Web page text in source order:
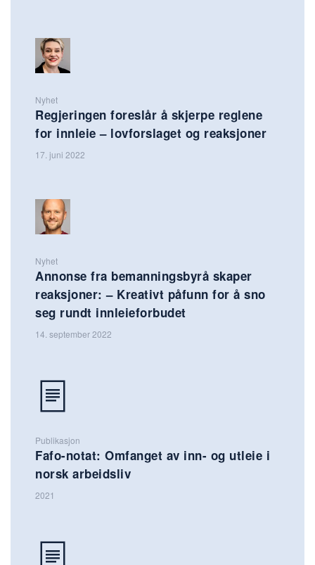
Nyhet
Regjeringen foreslår å skjerpe reglene
for innleie – lovforslaget og reaksjoner
17. juni 2022
Nyhet
Annonse fra bemanningsbyrå skaper
reaksjoner: – Kreativt påfunn for å sno
seg rundt innleieforbudet
14. september 2022
Publikasjon
Fafo-notat: Omfanget av inn- og utleie i
norsk arbeidsliv
2021